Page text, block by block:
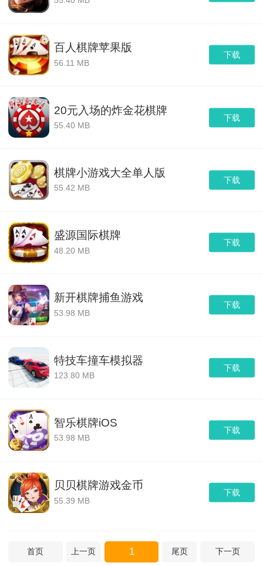
下载
百人棋牌苹果版
56.11 MB
下载
20元入场的炸金花棋牌
55.40 MB
下载
棋牌小游戏大全单人版
55.42 MB
下载
盛源国际棋牌
48.20 MB
下载
新开棋牌捕鱼游戏
53.98 MB
下载
特技车撞车模拟器
123.80 MB
下载
智乐棋牌iOS
53.98 MB
下载
贝贝棋牌游戏金币
55.39 MB
首页 上一页 1 尾页 下一页